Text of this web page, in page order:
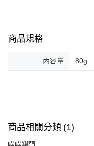
商品規格
內容量 80g
商品相關分類 (1)
喵喵罐頭